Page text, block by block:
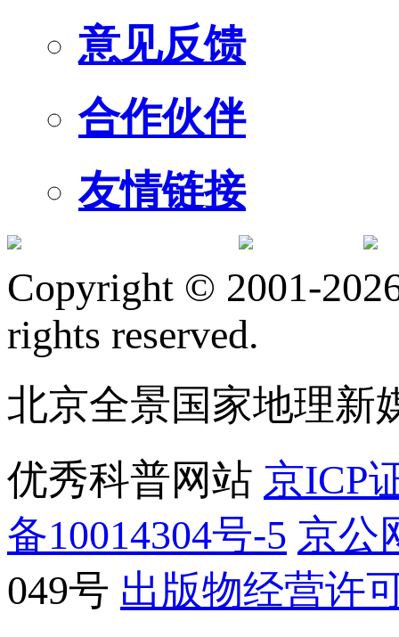
意见反馈
合作伙伴
友情链接
Copyright © 2001-
rights reserved.
北京全景国家地理新
优秀科普网站 京ICP
备10014304号-5 京公
049号 出版物经营许